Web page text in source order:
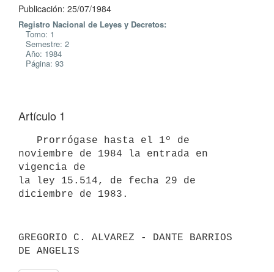
Publicación: 25/07/1984
Registro Nacional de Leyes y Decretos:
Tomo: 1
Semestre: 2
Año: 1984
Página: 93
Artículo 1
noviembre de 1984 la entrada en
vigencia de
la ley 15.514, de fecha 29 de
GREGORIO C. ALVAREZ - DANTE BARRIOS